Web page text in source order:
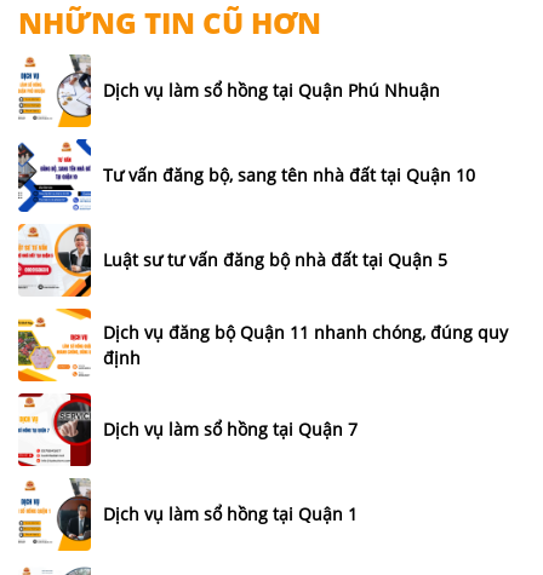
NHỮNG TIN CŨ HƠN
Dịch vụ làm sổ hồng tại Quận Phú Nhuận
Tư vấn đăng bộ, sang tên nhà đất tại Quận 10
Luật sư tư vấn đăng bộ nhà đất tại Quận 5
Dịch vụ đăng bộ Quận 11 nhanh chóng, đúng quy
định
Dịch vụ làm sổ hồng tại Quận 7
Dịch vụ làm sổ hồng tại Quận 1